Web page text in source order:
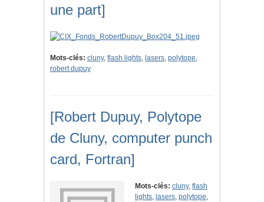
une part]
Mots-clés: cluny, flash lights, lasers, polytope,
robert dupuy
[Robert Dupuy, Polytope
de Cluny, computer punch
card, Fortran]
Mots-clés: cluny, flash
lights, lasers, polytope,